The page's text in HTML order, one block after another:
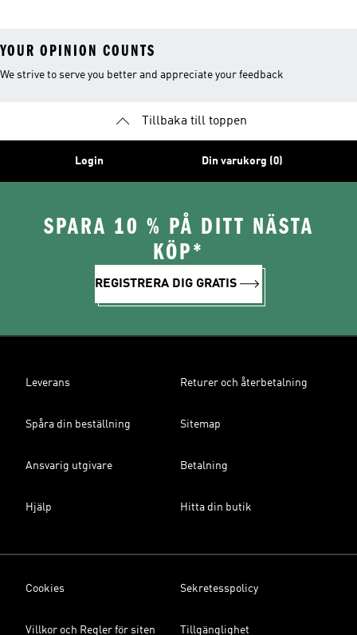
YOUR OPINION COUNTS
We strive to serve you better and appreciate your feedback
Tillbaka till toppen
Login Din varukorg (0)
SPARA 10 % PÅ DITT NÄSTA
KÖP*
REGISTRERA DIG GRATIS
Leverans Returer och återbetalning
Spåra din beställning Sitemap
Ansvarig utgivare Betalning
Hjälp Hitta din butik
Cookies Sekretesspolicy
Villkor och Regler för siten Tillgänglighet